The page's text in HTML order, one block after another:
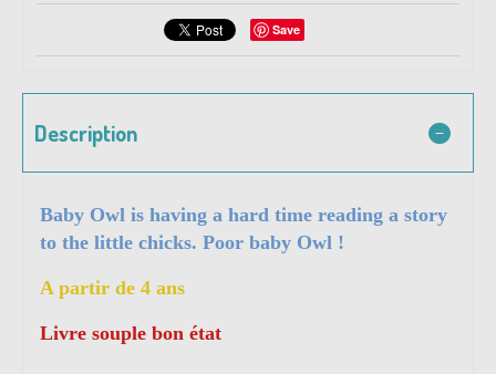
Save
Description
Baby Owl is having a hard time reading a story
to the little chicks. Poor baby Owl !
A partir de 4 ans
Livre souple bon état